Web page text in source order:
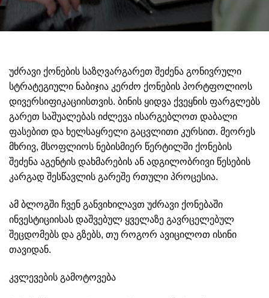
უძრავი ქონების საზღვარგარეთ შეძენა გონივრული
სტრატეგიული ნაბიჯია კერძო ქონების პორტფოლიოს
დივერსიფიკაციისთვის. ბინის ყიდვა ქვეყნის ფარგლებს
გარეთ საშუალებას იძლევა ისარგებლოთ დაბალი
ფასებით და ხელსაყრელი გაცვლითი კურსით. მეორეს
მხრივ, მსოფლიოს ნებისმიერ წერტილში ქონების
შეძენა აგენტის დახმარების ან ადგილობრივი წესების
კარგად შესწავლის გარეშე რთული პროცესია.
ამ ბლოგში ჩვენ განვიხილავთ უძრავი ქონებაში
ინვესტიციისას დაშვებულ ყველაზე გავრცელებულ
შეცდომებს და გზებს, თუ როგორ ავიცილოთ ისინი
თავიდან.
კვლევების გამოტოვება